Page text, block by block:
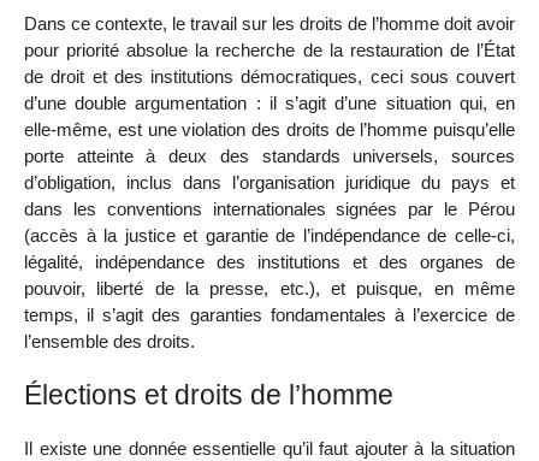
Dans ce contexte, le travail sur les droits de l’homme doit avoir
pour priorité absolue la recherche de la restauration de l’État
de droit et des institutions démocratiques, ceci sous couvert
d’une double argumentation : il s’agit d’une situation qui, en
elle-même, est une violation des droits de l’homme puisqu’elle
porte atteinte à deux des standards universels, sources
d’obligation, inclus dans l’organisation juridique du pays et
dans les conventions internationales signées par le Pérou
(accès à la justice et garantie de l’indépendance de celle-ci,
légalité, indépendance des institutions et des organes de
pouvoir, liberté de la presse, etc.), et puisque, en même
temps, il s’agit des garanties fondamentales à l’exercice de
l’ensemble des droits.
Élections et droits de l’homme
Il existe une donnée essentielle qu’il faut ajouter à la situation